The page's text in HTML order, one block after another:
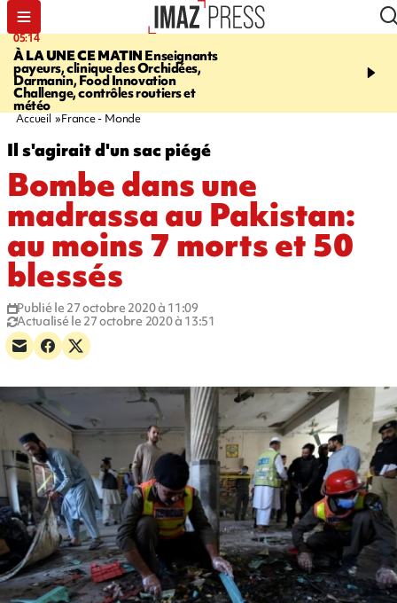
05:14
À LA UNE CE MATIN Enseignants
payeurs, clinique des Orchidées,
Darmanin, Food Innovation
Challenge, contrôles routiers et
météo
07:08
Orchidées pourrait
conséquences pour les
Accueil France - Monde
Il s'agirait d'un sac piégé
Bombe dans une
madrassa au Pakistan:
au moins 7 morts et 50
blessés
Publié le 27 octobre 2020 à 11:09
Actualisé le 27 octobre 2020 à 13:51